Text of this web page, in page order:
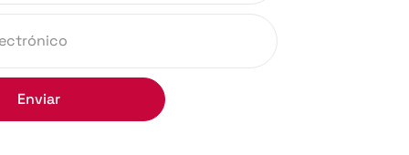
Enviar